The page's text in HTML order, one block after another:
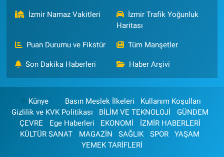
İzmir Namaz Vakitleri
İzmir Trafik Yoğunluk
Haritası
Puan Durumu ve Fikstür Tüm Manşetler
Son Dakika Haberleri Haber Arşivi
Künye Basın Meslek İlkeleri
Kullanım Koşulları
Gizlilik ve KVK Politikası
BİLİM VE TEKNOLOJİ
GÜNDEM
ÇEVRE
Ege Haberleri EKONOMİ
İZMİR HABERLERİ
KÜLTÜR SANAT
MAGAZİN SAĞLIK SPOR
YAŞAM
YEMEK TARİFLERİ